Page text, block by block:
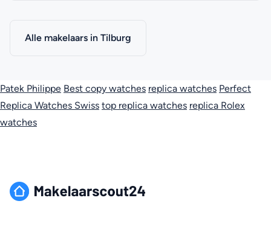
Alle makelaars in Tilburg
Patek Philippe Best copy watches replica watches Perfect
Replica Watches Swiss top replica watches replica Rolex
watches